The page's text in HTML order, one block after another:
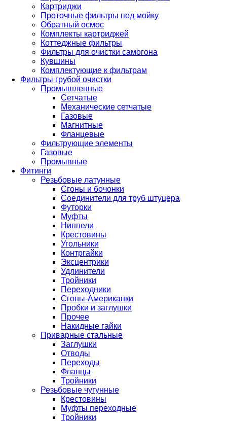
Картриджи
Проточные фильтры под мойку
Обратный осмос
Комплекты картриджей
Коттеджные фильтры
Фильтры для очистки самогона
Кувшины
Комплектующие к фильтрам
Фильтры грубой очистки
Промышленные
Сетчатые
Механические сетчатые
Газовые
Магнитные
Фланцевые
Фильтрующие элементы
Газовые
Промывные
Фитинги
Резьбовые латунные
Сгоны и бочонки
Соединители для труб штуцера
Футорки
Муфты
Ниппели
Крестовины
Угольники
Контргайки
Эксцентрики
Удлинители
Тройники
Переходники
Сгоны-Американки
Пробки и заглушки
Прочее
Накидные гайки
Приварные стальные
Заглушки
Отводы
Переходы
Фланцы
Тройники
Резьбовые чугунные
Крестовины
Муфты переходные
Тройники